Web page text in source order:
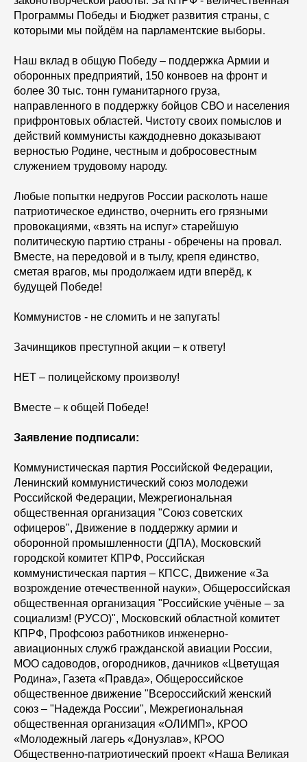
Программы Победы и Бюджет развития страны, с
которыми мы пойдём на парламентские выборы.
Наш вклад в общую Победу – поддержка Армии и
оборонных предприятий, 150 конвоев на фронт и
более 30 тыс. тонн гуманитарного груза,
направленного в поддержку бойцов СВО и населения
прифронтовых областей. Чистоту своих помыслов и
действий коммунисты каждодневно доказывают
верностью Родине, честным и добросовестным
служением трудовому народу.
Любые попытки недругов России расколоть наше
патриотическое единство, очернить его грязными
провокациями, «взять на испуг» старейшую
политическую партию страны - обречены на провал.
Вместе, на передовой и в тылу, крепя единство,
сметая врагов, мы продолжаем идти вперёд, к
будущей Победе!
Коммунистов - не сломить и не запугать!
Зачинщиков преступной акции – к ответу!
НЕТ – полицейскому произволу!
Вместе – к общей Победе!
Заявление подписали:
Коммунистическая партия Российской Федерации,
Ленинский коммунистический союз молодежи
Российской Федерации, Межрегиональная
общественная организация "Союз советских
офицеров", Движение в поддержку армии и
оборонной промышленности (ДПА), Московский
городской комитет КПРФ, Российская
коммунистическая партия – КПСС, Движение «За
возрождение отечественной науки», Общероссийская
общественная организация "Российские учёные – за
социализм! (РУСО)", Московский областной комитет
КПРФ, Профсоюз работников инженерно-
авиационных служб гражданской авиации России,
МОО садоводов, огородников, дачников «Цветущая
Родина», Газета «Правда», Общероссийское
общественное движение "Всероссийский женский
союз – "Надежда России", Межрегиональная
общественная организация «ОЛИМП», КРОО
«Молодежный лагерь «Донузлав», КРОО
Общественно-патриотический проект «Наша Великая